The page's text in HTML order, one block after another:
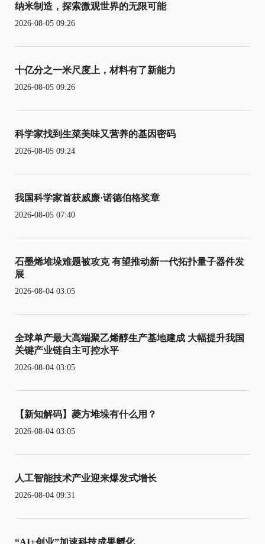
纳米制造，探索微观世界的无限可能
2026-08-05 09:26
十亿分之一米尺度上，材料有了新能力
2026-08-05 09:26
科学家找到生菜美味又营养的基因密码
2026-08-05 09:24
我国科学家首获威廉·诺德伯格奖章
2026-08-05 07:40
石墨烯堆垛难题被攻克 有望推动新一代拓扑量子器件发
展
2026-08-04 03:05
全球单产最大高端聚乙烯醇生产基地建成 大幅提升我国
关键产业链自主可控水平
2026-08-04 03:05
【新知解码】菱方堆垛有什么用？
2026-08-04 03:05
人工智能技术产业迎来爆发式增长
2026-08-04 09:31
“AI+创业”加速科技成果孵化